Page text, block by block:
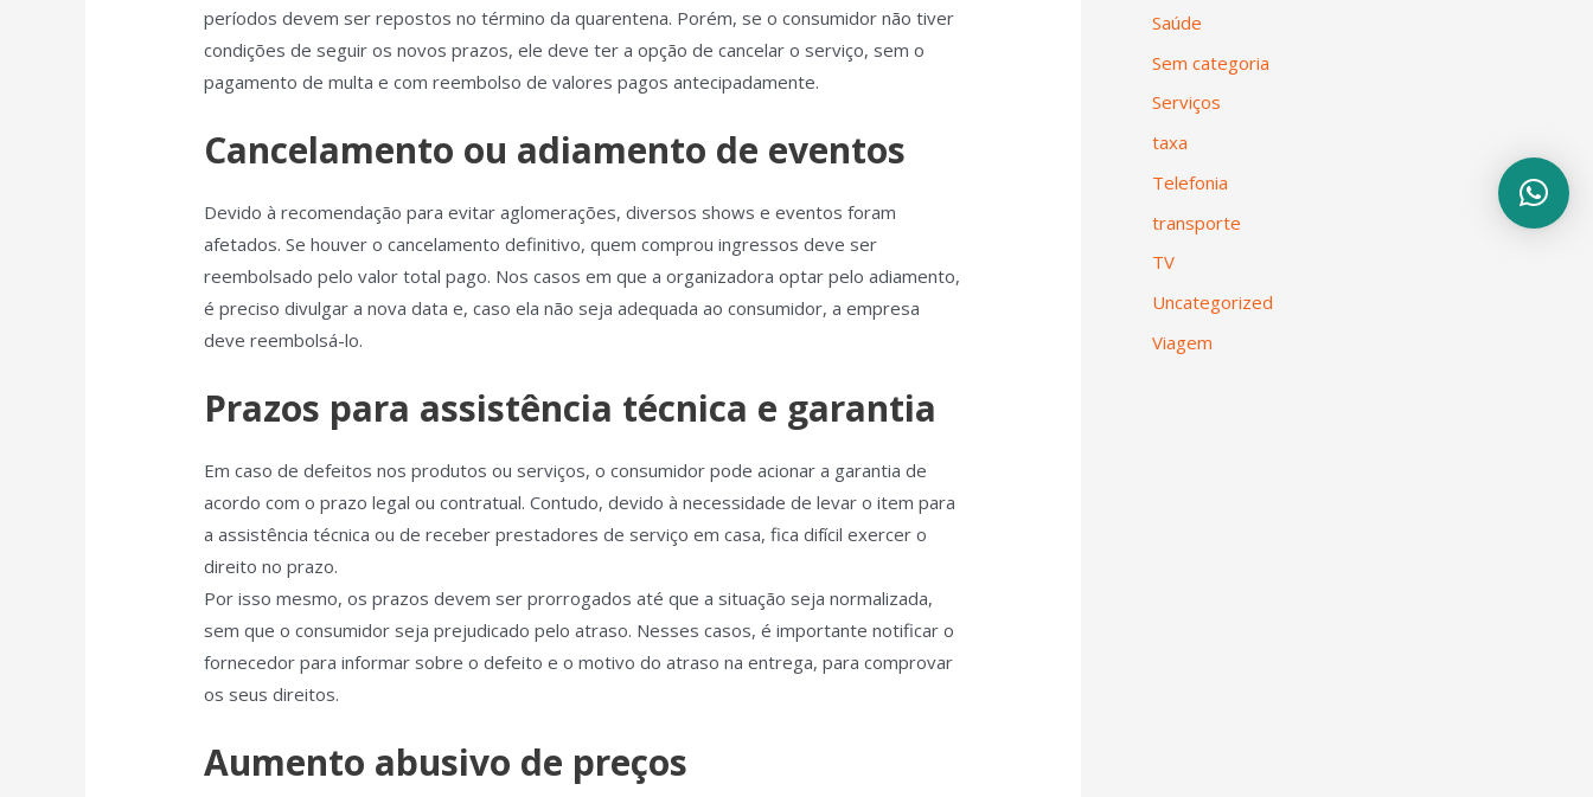
períodos devem ser repostos no término da quarentena. Porém, se o consumidor não tiver
condições de seguir os novos prazos, ele deve ter a opção de cancelar o serviço, sem o
pagamento de multa e com reembolso de valores pagos antecipadamente.
Cancelamento ou adiamento de eventos
Devido à recomendação para evitar aglomerações, diversos shows e eventos foram
afetados. Se houver o cancelamento definitivo, quem comprou ingressos deve ser
reembolsado pelo valor total pago. Nos casos em que a organizadora optar pelo adiamento,
é preciso divulgar a nova data e, caso ela não seja adequada ao consumidor, a empresa
deve reembolsá-lo.
Prazos para assistência técnica e garantia
Em caso de defeitos nos produtos ou serviços, o consumidor pode acionar a garantia de
acordo com o prazo legal ou contratual. Contudo, devido à necessidade de levar o item para
a assistência técnica ou de receber prestadores de serviço em casa, fica difícil exercer o
direito no prazo.
Por isso mesmo, os prazos devem ser prorrogados até que a situação seja normalizada,
sem que o consumidor seja prejudicado pelo atraso. Nesses casos, é importante notificar o
fornecedor para informar sobre o defeito e o motivo do atraso na entrega, para comprovar
os seus direitos.
Aumento abusivo de preços
Saúde
Sem categoria
Serviços
taxa
Telefonia
transporte
TV
Uncategorized
Viagem